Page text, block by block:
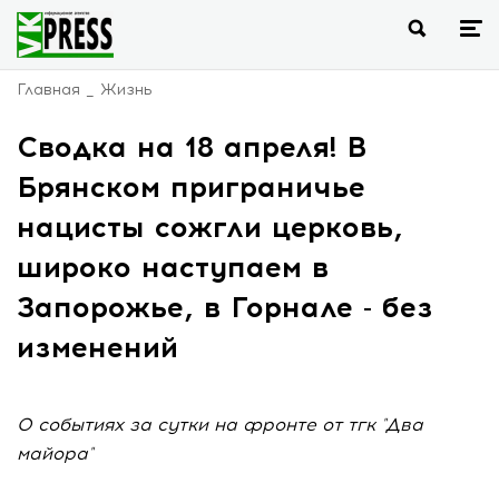
Главная Жизнь
Сводка на 18 апреля! В
Брянском приграничье
нацисты сожгли церковь,
широко наступаем в
Запорожье, в Горнале - без
изменений
О событиях за сутки на фронте от тгк "Два
майора"